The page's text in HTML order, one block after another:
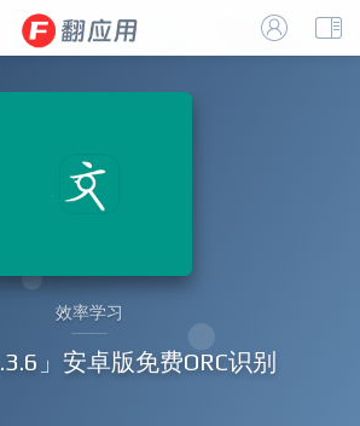
效率学习
」安卓版免费ORC识别